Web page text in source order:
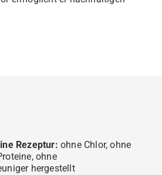
Rezeptur: ohne Chlor, ohne
ohne
hergestellt